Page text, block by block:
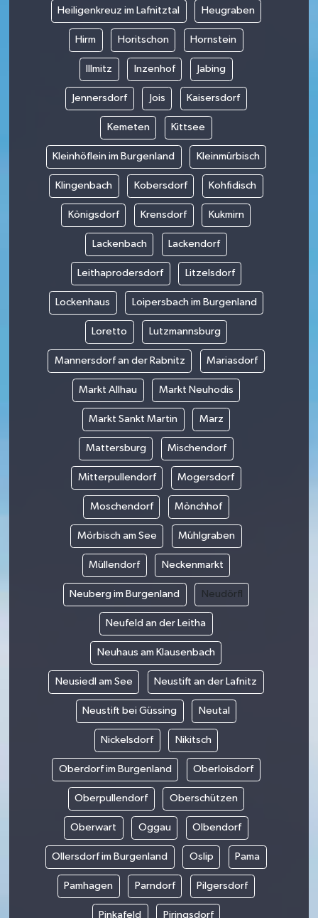
Heiligenkreuz im Lafnitztal Heugraben
Hirm Horitschon Hornstein
Illmitz Inzenhof Jabing
Jennersdorf Jois Kaisersdorf
Kemeten Kittsee
Kleinhöflein im Burgenland Kleinmürbisch
Klingenbach Kobersdorf Kohfidisch
Königsdorf Krensdorf Kukmirn
Lackenbach Lackendorf
Leithaprodersdorf Litzelsdorf
Lockenhaus Loipersbach im Burgenland
Loretto Lutzmannsburg
Mannersdorf an der Rabnitz Mariasdorf
Markt Allhau Markt Neuhodis
Markt Sankt Martin Marz
Mattersburg Mischendorf
Mitterpullendorf Mogersdorf
Moschendorf Mönchhof
Mörbisch am See Mühlgraben
Müllendorf Neckenmarkt
Neuberg im Burgenland Neudörfl
Neufeld an der Leitha
Neuhaus am Klausenbach
Neusiedl am See Neustift an der Lafnitz
Neustift bei Güssing Neutal
Nickelsdorf Nikitsch
Oberdorf im Burgenland Oberloisdorf
Oberpullendorf Oberschützen
Oberwart Oggau Olbendorf
Ollersdorf im Burgenland Oslip Pama
Pamhagen Parndorf Pilgersdorf
Pinkafeld Piringsdorf